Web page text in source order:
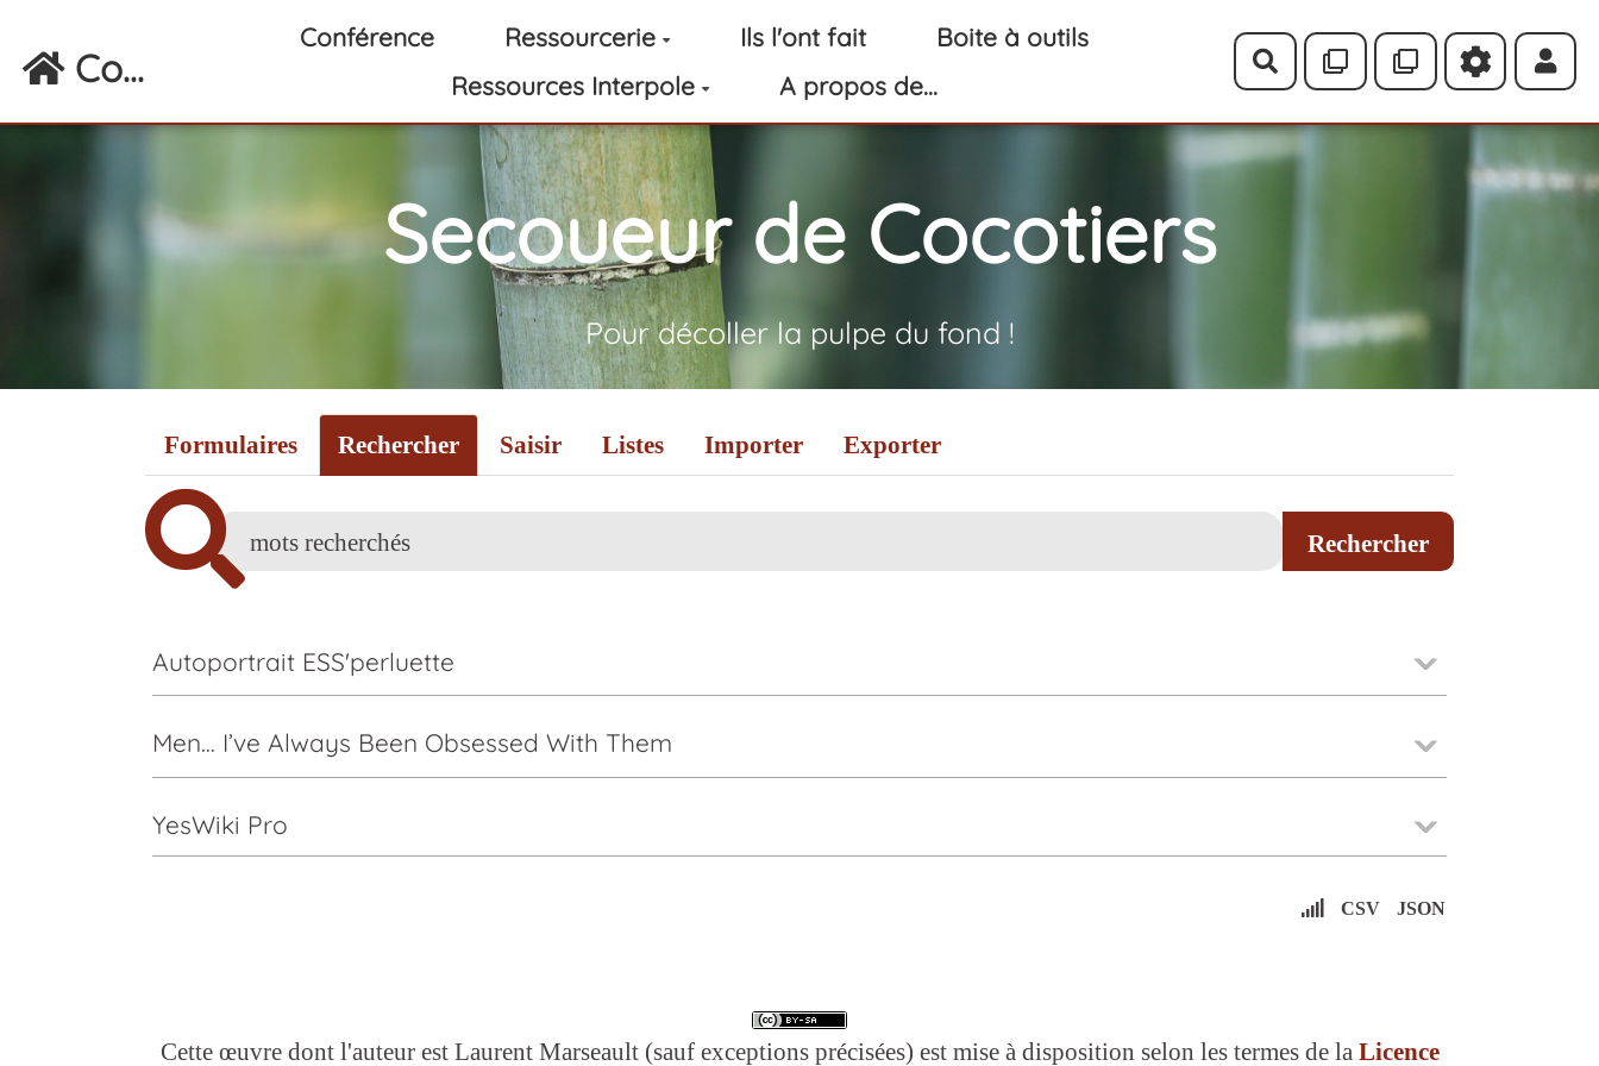
Aller au contenu principal
Co...
Conférence Ressourcerie Ils l'ont fait
Boite à outils
Ressources Interpole
A propos de...
Rechercher
Secoueur de Cocotiers
Pour décoller la pulpe du fond !
Formulaires Rechercher Saisir Listes Importer Exporter
Autoportrait ESS'perluette
Men… I’ve Always Been Obsessed With Them
YesWiki Pro
CSV JSON
Cette œuvre dont l'auteur est Laurent Marseault (sauf exceptions précisées) est mise à disposition selon les termes de la Licence